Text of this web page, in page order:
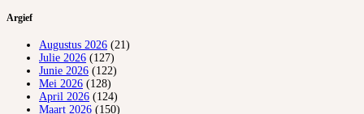
Argief
Augustus 2026 (21)
Julie 2026 (127)
Junie 2026 (122)
Mei 2026 (128)
April 2026 (124)
Maart 2026 (150)